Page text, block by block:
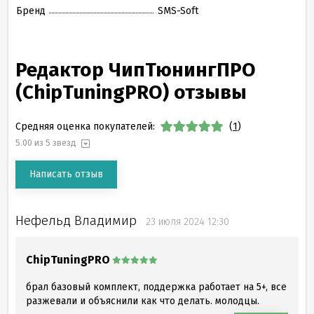
Бренд SMS-Soft
Редактор ЧипТюнингПРО
(ChipTuningPRO) отзывы
Средняя оценка покупателей: (1)
5.00 из 5 звезд
Написать отзыв
Нефельд Владимир 23 июля 2024 12:30
ChipTuningPRO
брал базовый комплект, поддержка работает на 5+, все
разжевали и объяснили как что делать. молодцы.